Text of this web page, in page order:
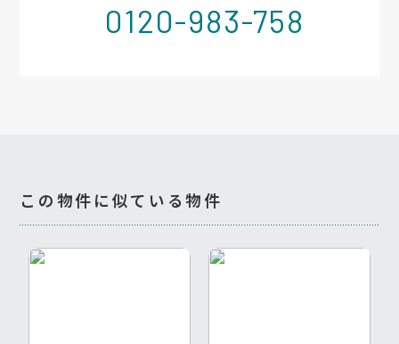
0120-983-758
この物件に似ている物件